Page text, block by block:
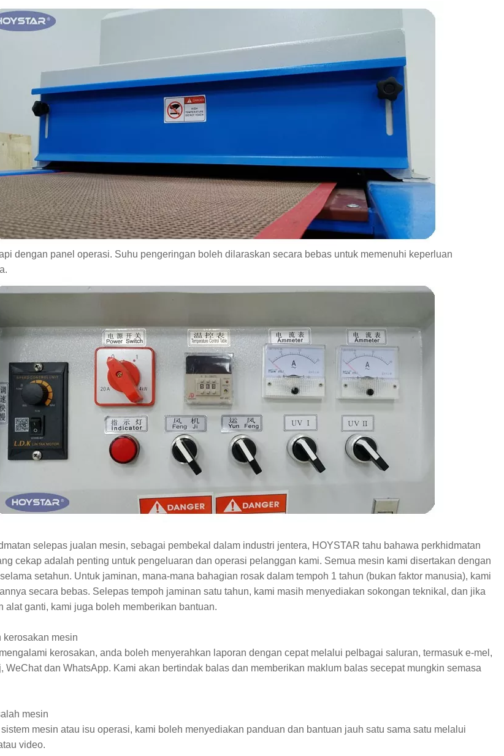
dengan panel operasi. Suhu pengeringan boleh dilaraskan secara bebas untuk memenuhi keperluan
selepas jualan mesin, sebagai pembekal dalam industri jentera, HOYSTAR tahu bahawa perkhidmatan
cekap adalah penting untuk pengeluaran dan operasi pelanggan kami. Semua mesin kami disertakan dengan
setahun. Untuk jaminan, mana-mana bahagian rosak dalam tempoh 1 tahun (bukan faktor manusia), kami
secara bebas. Selepas tempoh jaminan satu tahun, kami masih menyediakan sokongan teknikal, dan jika
alat ganti, kami juga boleh memberikan bantuan.
kerosakan mesin
kerosakan, anda boleh menyerahkan laporan dengan cepat melalui pelbagai saluran, termasuk e-mel,
WeChat dan WhatsApp. Kami akan bertindak balas dan memberikan maklum balas secepat mungkin semasa
mesin
mesin atau isu operasi, kami boleh menyediakan panduan dan bantuan jauh satu sama satu melalui
video.